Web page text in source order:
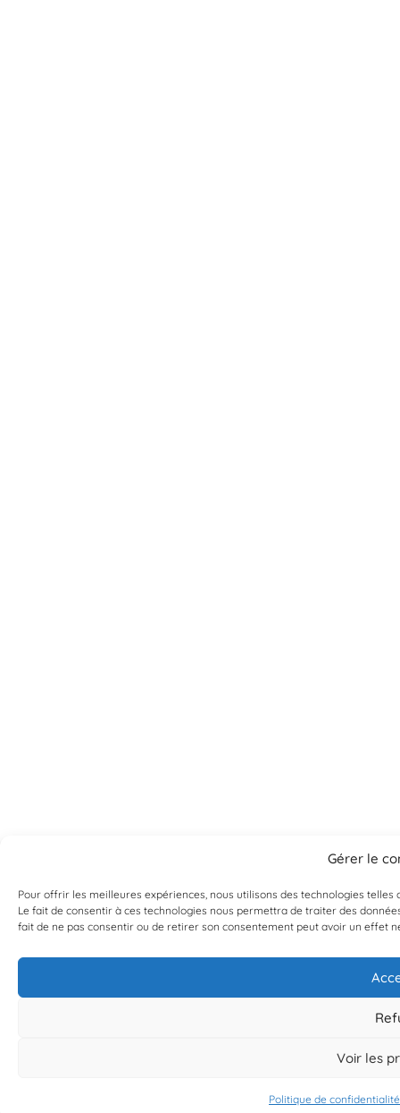
Gérer le
Pour offrir les meilleures expériences, nous utilisons des technologies
Le fait de consentir à ces technologies nous permettra de traiter des
fait de ne pas consentir ou de retirer son consentement peut avoir un effet
Voir les
Politique de confidentialité